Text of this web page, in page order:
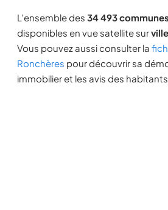
L'ensemble des 34 493
disponibles en vue satellite sur
Vous pouvez aussi consulter la
Ronchères pour découvrir sa
immobilier et les avis des